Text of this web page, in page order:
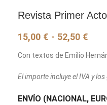
Revista Primer
15,00 € - 52,50 €
Con textos de Emilio
El importe incluye el IVA y
ENVÍO (NACIONAL,